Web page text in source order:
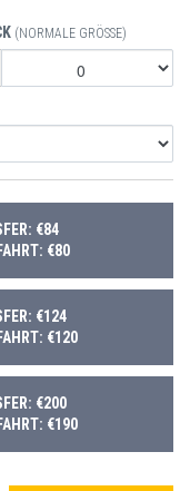
(NORMALE GRÖSSE)
€84
€80
€124
€120
€200
€190